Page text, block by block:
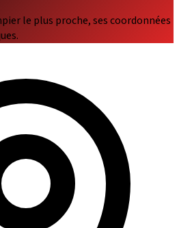
le plus proche, ses coordonnées